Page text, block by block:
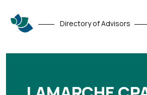
Directory of Advisors